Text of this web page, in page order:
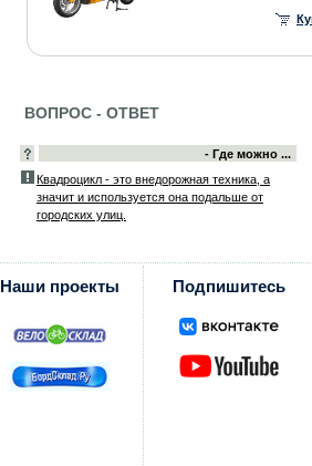
ВОПРОС - ОТВЕТ
- Где можно ...
Квадроцикл - это внедорожная техника, а
значит и используется она подальше от
городских улиц.
Наши проекты Подпишитесь